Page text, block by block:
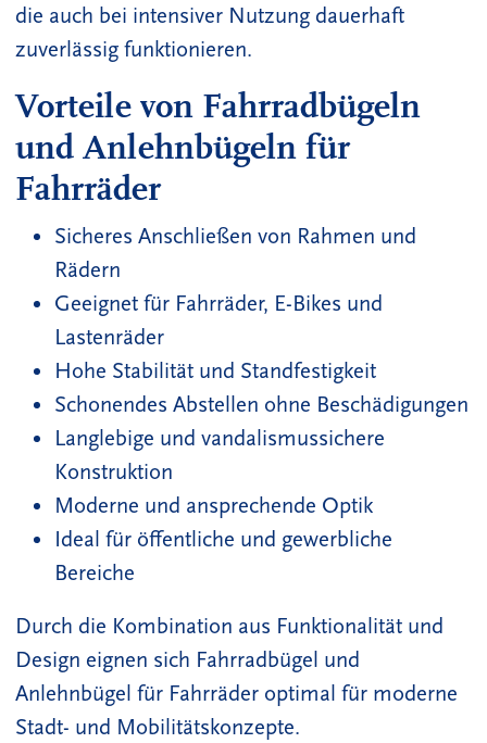
die auch bei intensiver Nutzung dauerhaft
zuverlässig funktionieren.
Vorteile von Fahrradbügeln
und Anlehnbügeln für
Fahrräder
Sicheres Anschließen von Rahmen und
Rädern
Geeignet für Fahrräder, E-Bikes und
Lastenräder
Hohe Stabilität und Standfestigkeit
Schonendes Abstellen ohne Beschädigungen
Langlebige und vandalismussichere
Konstruktion
Moderne und ansprechende Optik
Ideal für öffentliche und gewerbliche
Bereiche
Durch die Kombination aus Funktionalität und
Design eignen sich Fahrradbügel und
Anlehnbügel für Fahrräder optimal für moderne
Stadt- und Mobilitätskonzepte.